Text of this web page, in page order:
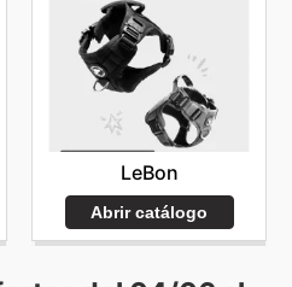
LeBon
Abrir catálogo